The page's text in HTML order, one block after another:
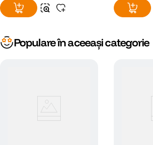
Populare în aceeași categorie